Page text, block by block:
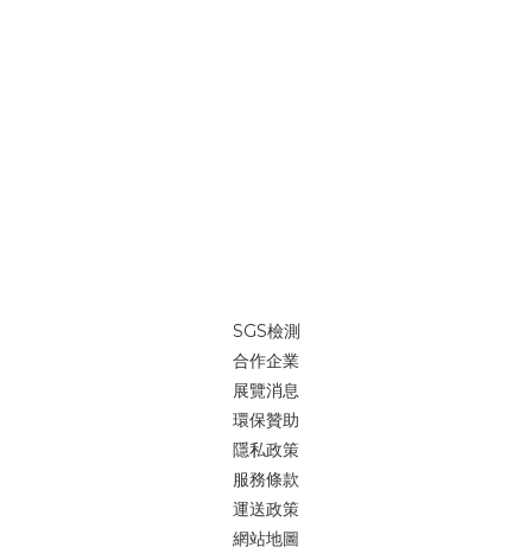
SGS檢測
合作企業
展覽消息
環保贊助
隱私政策
服務條款
運送政策
網站地圖